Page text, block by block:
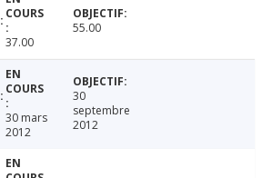
37.00
55.00
30 mars
2012
30
septembre
2012